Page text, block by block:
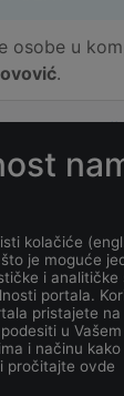
osobe u
.
JOVOVIĆ PR
osnivanja
MIODRAG
?
kolačiće
je moguće
i analitičke
portala.
pristajete
u
i načinu
pročitajte ovde